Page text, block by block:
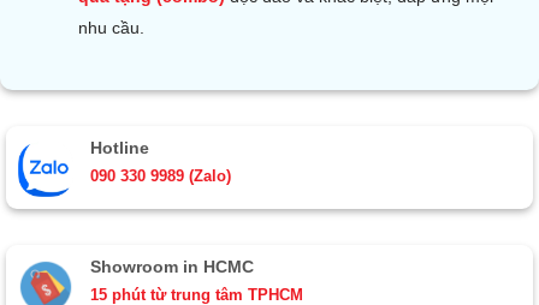
nhu cầu.
Hotline
090 330 9989 (Zalo)
Showroom in HCMC
15 phút từ trung tâm TPHCM